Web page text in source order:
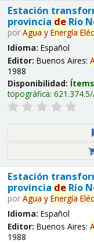
Estación
provincia deRío
por Agua y Energía
Idioma: Español
Editor: Buenos Aires:
1988
Disponibilidad:
topográfica:
Estación
provincia deRío
por Agua y Energía
Idioma: Español
Editor: Buenos Aires:
1988